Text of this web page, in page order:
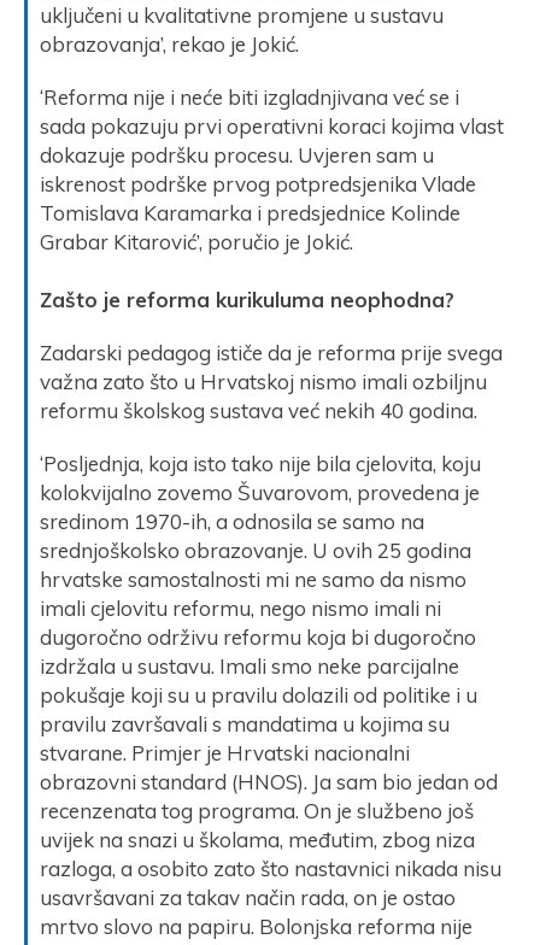
uključeni u kvalitativne promjene u sustavu
obrazovanja’, rekao je Jokić.
‘Reforma nije i neće biti izgladnjivana već se i
sada pokazuju prvi operativni koraci kojima vlast
dokazuje podršku procesu. Uvjeren sam u
iskrenost podrške prvog potpredsjenika Vlade
Tomislava Karamarka i predsjednice Kolinde
Grabar Kitarović’, poručio je Jokić.
Zašto je reforma kurikuluma neophodna?
Zadarski pedagog ističe da je reforma prije svega
važna zato što u Hrvatskoj nismo imali ozbiljnu
reformu školskog sustava već nekih 40 godina.
‘Posljednja, koja isto tako nije bila cjelovita, koju
kolokvijalno zovemo Šuvarovom, provedena je
sredinom 1970-ih, a odnosila se samo na
srednjoškolsko obrazovanje. U ovih 25 godina
hrvatske samostalnosti mi ne samo da nismo
imali cjelovitu reformu, nego nismo imali ni
dugoročno održivu reformu koja bi dugoročno
izdržala u sustavu. Imali smo neke parcijalne
pokušaje koji su u pravilu dolazili od politike i u
pravilu završavali s mandatima u kojima su
stvarane. Primjer je Hrvatski nacionalni
obrazovni standard (HNOS). Ja sam bio jedan od
recenzenata tog programa. On je službeno još
uvijek na snazi u školama, međutim, zbog niza
razloga, a osobito zato što nastavnici nikada nisu
usavršavani za takav način rada, on je ostao
mrtvo slovo na papiru. Bolonjska reforma nije